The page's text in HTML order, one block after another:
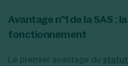
Avantage n°1 de la SAS :
fonctionnement
Le premier avantage du statut